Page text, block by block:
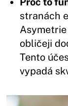
stranách
obličeji
Tento
vypadá